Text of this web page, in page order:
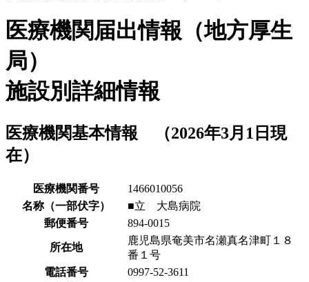
医療機関届出情報（地方厚生
局）
施設別詳細情報
医療機関基本情報 （2026年3月1日現
在）
医療機関番号
1466010056
名称（一部伏字）
■立 大島病院
郵便番号
894-0015
所在地
鹿児島県奄美市名瀬真名津町１８
番１号
電話番号
0997-52-3611